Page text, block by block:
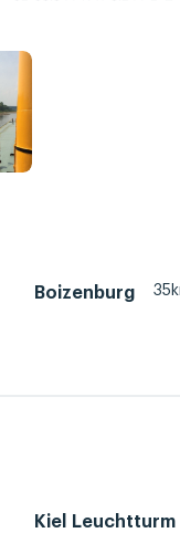
Boizenburg
Kiel Leuchtturm